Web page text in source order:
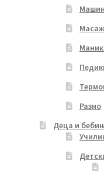
Разно
Деца и